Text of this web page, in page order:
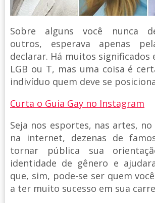
Sobre alguns você nunca
outros, esperava apenas
declarar. Há muitos significados
LGB ou T, mas uma coisa é
indivíduo quem deve se
Curta o Guia Gay no Instagram
Seja nos esportes, nas artes,
na internet, dezenas de
tornar pública sua
identidade de gênero e
que, sim, pode-se ser quem
a ter muito sucesso em sua